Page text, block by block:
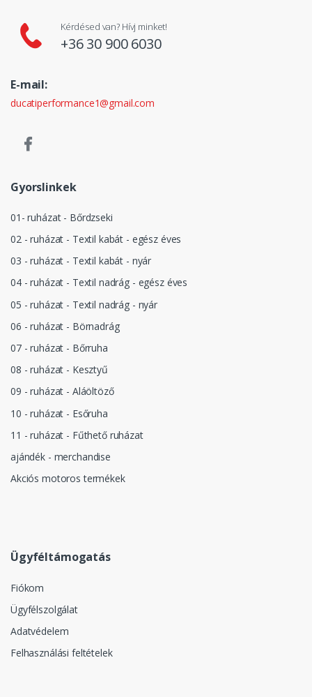
Kérdésed van? Hívj minket!
+36 30 900 6030
E-mail:
ducatiperformance1@gmail.com
Gyorslinkek
01- ruházat - Bőrdzseki
02 - ruházat - Textil kabát - egész éves
03 - ruházat - Textil kabát - nyár
04 - ruházat - Textil nadrág - egész éves
05 - ruházat - Textil nadrág - nyár
06 - ruházat - Börnadrág
07 - ruházat - Bőrruha
08 - ruházat - Kesztyű
09 - ruházat - Aláöltöző
10 - ruházat - Esőruha
11 - ruházat - Fűthető ruházat
ajándék - merchandise
Akciós motoros termékek
Ügyféltámogatás
Fiókom
Ügyfélszolgálat
Adatvédelem
Felhasználási feltételek